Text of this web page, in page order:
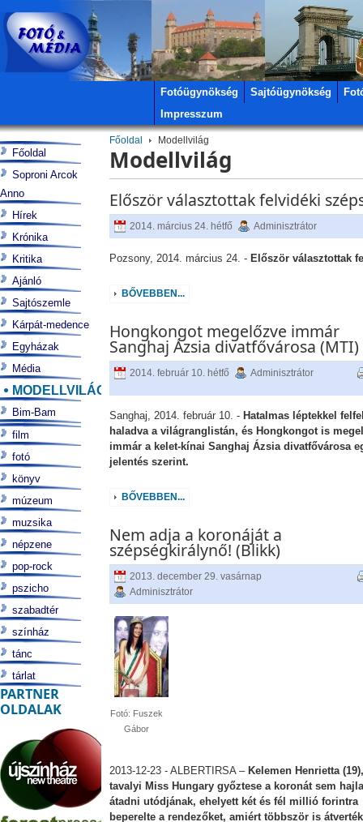
Fotóügynökség Sajtóügynökség
Impresszum
Főoldal Modellvilág
Modellvilág
Először választottak felvidéki
2014. március 24. hétfő Adminisztrátor
Pozsony, 2014. március 24. - Először választottak
BŐVEBBEN...
Hongkongot megelőzve immár
Sanghaj Ázsia divatfővárosa (MTI)
2014. február 10. hétfő Adminisztrátor
Sanghaj, 2014. február 10. - Hatalmas léptekkel
haladva a világranglistán, és Hongkongot is
immár a kelet-kínai Sanghaj Ázsia divatfővárosa
jelentés szerint.
BŐVEBBEN...
Nem adja a koronáját a
szépségkirálynő! (Blikk)
2013. december 29. vasárnap
Adminisztrátor
Fotó: Fuszek
Gábor
2013-12-23 - ALBERTIRSA – Kelemen Henrietta
tavalyi Miss Hungary győztese a koronát sem
átadni utódjának, ehelyett két és fél millió forintra
beperelte a rendezőket, amiért többször is
Főoldal
Soproni Arcok
Anno
Hírek
Krónika
Kritika
Ajánló
Sajtószemle
Kárpát-medence
Egyházak
Média
MODELLVILÁG
Bim-Bam
film
fotó
könyv
múzeum
muzsika
népzene
pop-rock
pszicho
szabadtér
színház
tánc
tárlat
PARTNER
OLDALAK